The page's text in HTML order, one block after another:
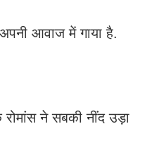
आवाज में गाया है.
ने सबकी नींद उड़ा